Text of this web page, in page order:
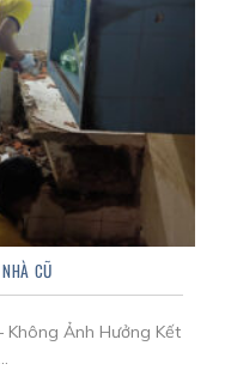
CŨ
Không Ảnh Hưởng Kết